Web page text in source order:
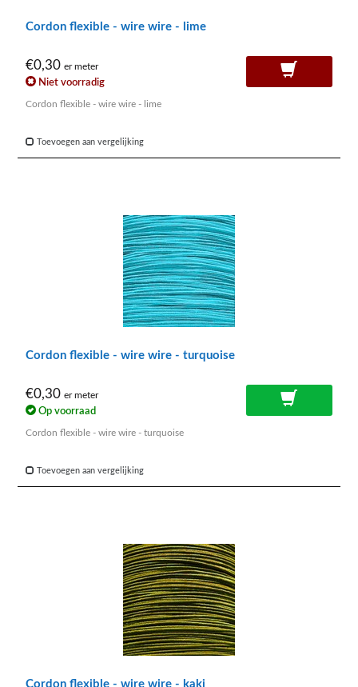
Cordon flexible - wire wire - lime
€0,30 er meter
Niet voorradig
Cordon flexible - wire wire - lime
Toevoegen aan vergelijking
Cordon flexible - wire wire - turquoise
€0,30 er meter
Op voorraad
Cordon flexible - wire wire - turquoise
Toevoegen aan vergelijking
Cordon flexible - wire wire - kaki